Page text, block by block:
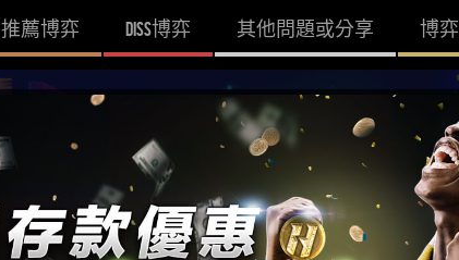
推薦博弈 DISS博弈 其他問題或分享 博